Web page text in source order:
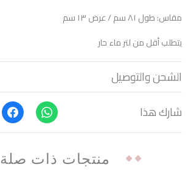
مقاس: طول ٨١ سم / عرض ١٣ سم
يتطلب أقل من لتر ماء حار
الشحن والتوصيل
شارك هذا
منتجات ذات صلة